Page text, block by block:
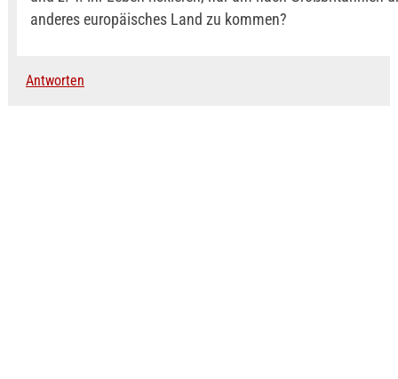
anderes europäisches Land zu kommen?
Antworten